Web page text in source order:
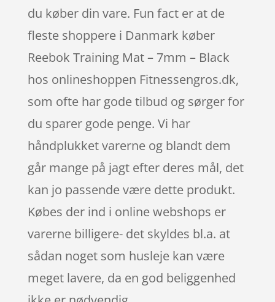
du køber din vare. Fun fact er at de
fleste shoppere i Danmark køber
Reebok Training Mat – 7mm – Black
hos onlineshoppen Fitnessengros.dk,
som ofte har gode tilbud og sørger for
du sparer gode penge. Vi har
håndplukket varerne og blandt dem
går mange på jagt efter deres mål, det
kan jo passende være dette produkt.
Købes der ind i online webshops er
varerne billigere- det skyldes bl.a. at
sådan noget som husleje kan være
meget lavere, da en god beliggenhed